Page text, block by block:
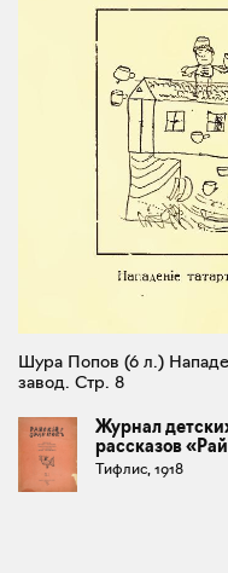
Шура Попов (6 л.)
завод. Стр. 8
Журнал
рассказов
Тифлис, 1918